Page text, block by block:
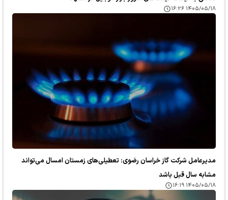
۱۴۰۵/۰۵/۱۸ ۱۶:۲۶
مدیرعامل شرکت گاز خراسان رضوی: تعطیلی‌های زمستان امسال می‌تواند
مشابه سال قبل باشد
۱۴۰۵/۰۵/۱۸ ۱۶:۱۹